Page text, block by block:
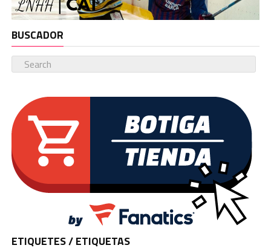
BUSCADOR
ETIQUETES / ETIQUETAS